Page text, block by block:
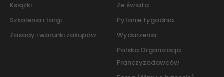
Książki
Szkolenia i targi
Zasady i warunki zakupów
Ze świata
Pytanie tygodnia
Wydarzenia
Polska Organizacja
Franczyzodawców